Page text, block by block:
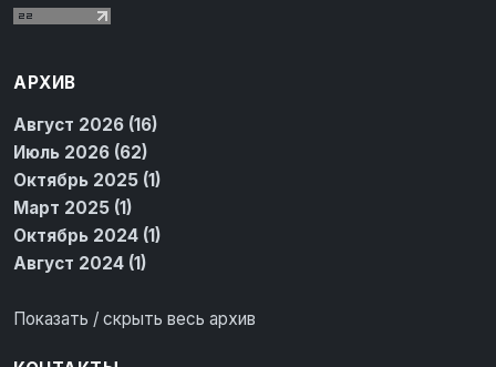
АРХИВ
Август 2026 (16)
Июль 2026 (62)
Октябрь 2025 (1)
Март 2025 (1)
Октябрь 2024 (1)
Август 2024 (1)
Показать / скрыть весь архив